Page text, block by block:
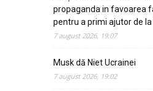
propaganda in favoarea
pentru a primi ajutor de
7 august 2026, 19:07
Musk dă Niet Ucrainei
7 august 2026, 19:02